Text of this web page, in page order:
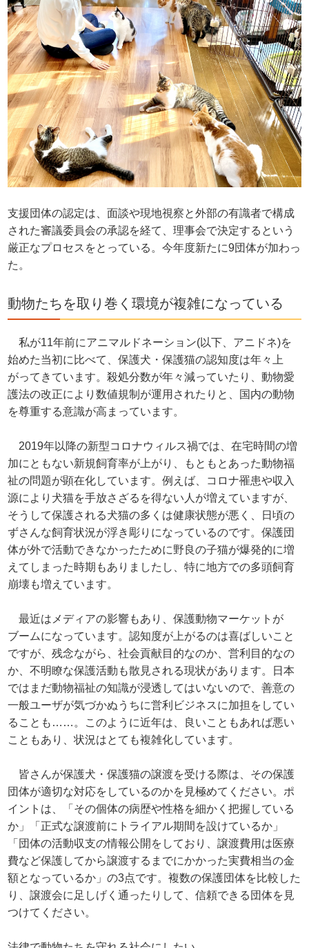
支援団体の認定は、面談や現地視察と外部の有識者で構成
された審議委員会の承認を経て、理事会で決定するという
厳正なプロセスをとっている。今年度新たに9団体が加わっ
た。
動物たちを取り巻く環境が複雑になっている
私が11年前にアニマルドネーション(以下、アニドネ)を
始めた当初に比べて、保護犬・保護猫の認知度は年々上
がってきています。殺処分数が年々減っていたり、動物愛
護法の改正により数値規制が運用されたりと、国内の動物
を尊重する意識が高まっています。
2019年以降の新型コロナウィルス禍では、在宅時間の増
加にともない新規飼育率が上がり、もともとあった動物福
祉の問題が顕在化しています。例えば、コロナ罹患や収入
源により犬猫を手放さざるを得ない人が増えていますが、
そうして保護される犬猫の多くは健康状態が悪く、日頃の
ずさんな飼育状況が浮き彫りになっているのです。保護団
体が外で活動できなかったために野良の子猫が爆発的に増
えてしまった時期もありましたし、特に地方での多頭飼育
崩壊も増えています。
最近はメディアの影響もあり、保護動物マーケットが
ブームになっています。認知度が上がるのは喜ばしいこと
ですが、残念ながら、社会貢献目的なのか、営利目的なの
か、不明瞭な保護活動も散見される現状があります。日本
ではまだ動物福祉の知識が浸透してはいないので、善意の
一般ユーザが気づかぬうちに営利ビジネスに加担をしてい
ることも……。このように近年は、良いこともあれば悪い
こともあり、状況はとても複雑化しています。
皆さんが保護犬・保護猫の譲渡を受ける際は、その保護
団体が適切な対応をしているのかを見極めてください。ポ
イントは、「その個体の病歴や性格を細かく把握している
か」「正式な譲渡前にトライアル期間を設けているか」
「団体の活動収支の情報公開をしており、譲渡費用は医療
費など保護してから譲渡するまでにかかった実費相当の金
額となっているか」の3点です。複数の保護団体を比較した
り、譲渡会に足しげく通ったりして、信頼できる団体を見
つけてください。